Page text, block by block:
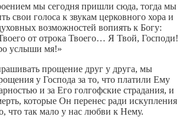
мы сегодня пришли сюда, тогда мы
свои голоса к звукам церковного хора и
возможностей вопиять к Богу:
от отрока Твоего… Я Твой, Господи!
услыши мя!»
прощение друг у друга, мы
у Господа за то, что платили Ему
и за Его голгофские страдания, и
которые Он перенес ради искупления
что так мало у нас любви к Нему.